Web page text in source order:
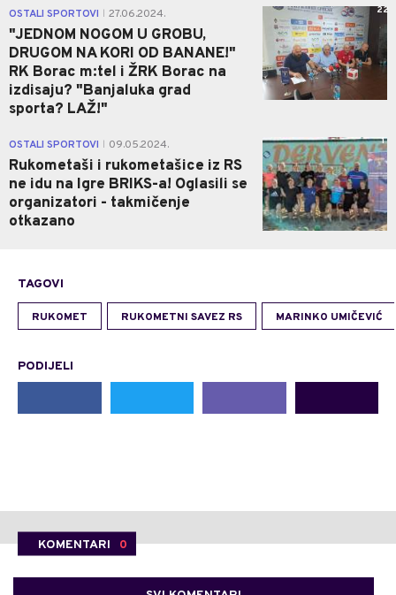
OSTALI SPORTOVI 27.06.2024.
"JEDNOM NOGOM U GROBU,
DRUGOM NA KORI OD BANANE!"
RK Borac m:tel i ŽRK Borac na
izdisaju? "Banjaluka grad
sporta? LAŽ!"
22
OSTALI SPORTOVI 09.05.2024.
Rukometaši i rukometašice iz RS
ne idu na Igre BRIKS-a! Oglasili se
organizatori - takmičenje
otkazano
1
TAGOVI
RUKOMET RUKOMETNI SAVEZ RS MARINKO UMIČEVIĆ
PODIJELI
KOMENTARI 0